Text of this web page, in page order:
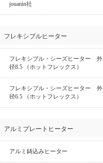
jouanin社
フレキシブルヒーター
フレキシブル・シーズヒーター 外
径8.5 （ホットフレックス）
フレキシブル・シーズヒーター 外
径6.5 （ホットフレックス）
アルミプレートヒーター
アルミ鋳込みヒーター